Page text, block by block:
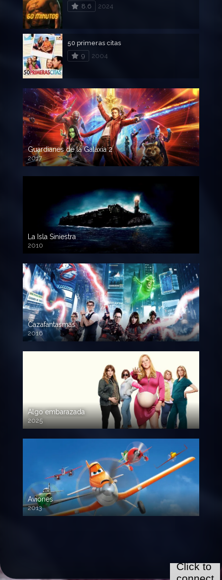
8.6
2024
50 primeras citas
9
2004
Guardianes de la Galaxia 2
2017
720p HD
La Isla Siniestra
2010
720p HD
Cazafantasmas
2016
720p HD
Algo embarazada
2025
720p HD
Aviones
2013
720 HD